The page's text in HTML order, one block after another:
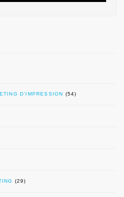
D’IMPRESSION (54)
(29)